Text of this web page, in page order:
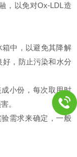
以免对Ox-LDL造
中，以避免其降解
，防止污染和水分
小份，每次取用时
。
需求来确定，一般